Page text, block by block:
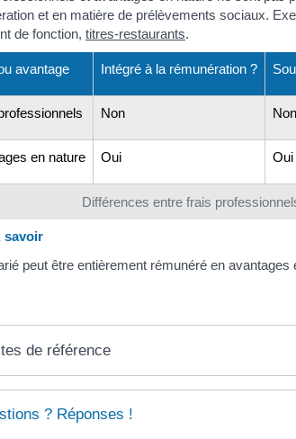
et en matière de prélèvements sociaux.
de fonction, titres-restaurants.
Différences entre frais
avantage Intégré à la rémunération ?
Non Non
en nature Oui Oui
peut être entièrement rémunéré en avantages
de référence
? Réponses !